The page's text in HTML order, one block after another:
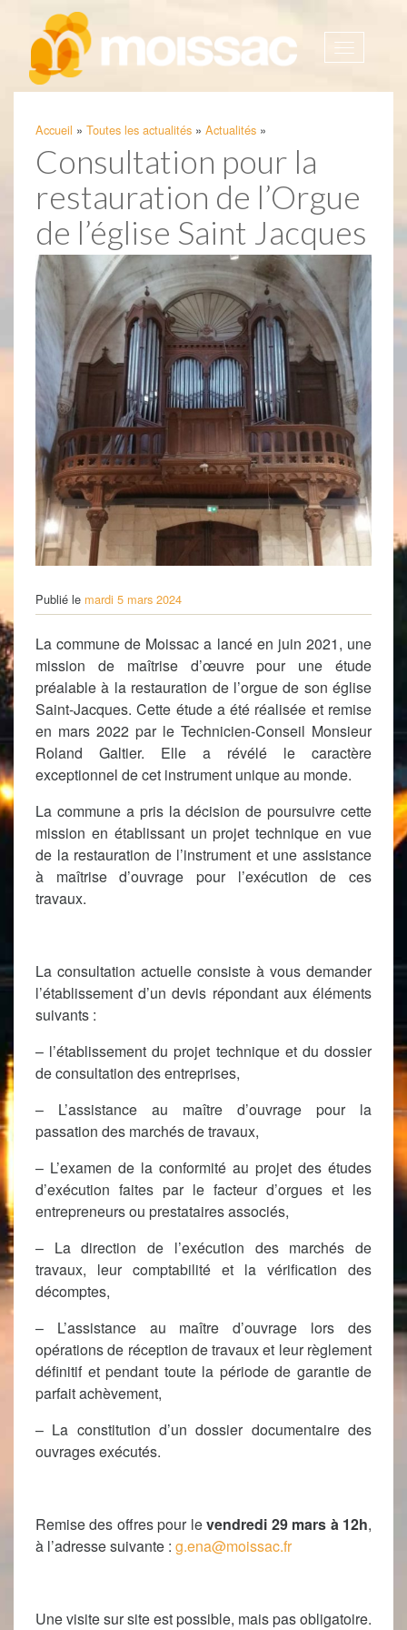
Afficher
Accueil » Toutes les actualités » Actualités »
Consultation pour la
restauration de l’Orgue
de l’église Saint Jacques
Publié le mardi 5 mars 2024
La commune de Moissac a lancé en juin 2021, une
mission de maîtrise d’œuvre pour une étude
préalable à la restauration de l’orgue de son église
Saint-Jacques. Cette étude a été réalisée et remise
en mars 2022 par le Technicien-Conseil Monsieur
Roland Galtier. Elle a révélé le caractère
exceptionnel de cet instrument unique au monde.
La commune a pris la décision de poursuivre cette
mission en établissant un projet technique en vue
de la restauration de l’instrument et une assistance
à maîtrise d’ouvrage pour l’exécution de ces
travaux.
La consultation actuelle consiste à vous demander
l’établissement d’un devis répondant aux éléments
suivants :
– l’établissement du projet technique et du dossier
de consultation des entreprises,
– L’assistance au maître d’ouvrage pour la
passation des marchés de travaux,
– L’examen de la conformité au projet des études
d’exécution faites par le facteur d’orgues et les
entrepreneurs ou prestataires associés,
– La direction de l’exécution des marchés de
travaux, leur comptabilité et la vérification des
décomptes,
– L’assistance au maître d’ouvrage lors des
opérations de réception de travaux et leur règlement
définitif et pendant toute la période de garantie de
parfait achèvement,
– La constitution d’un dossier documentaire des
ouvrages exécutés.
Remise des offres pour levendredi 29 mars à 12h,
à l’adresse suivante : g.ena@moissac.fr
Une visite sur site est possible, mais pas obligatoire.